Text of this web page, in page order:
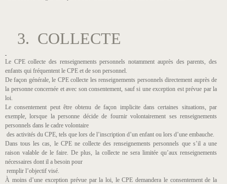
3. COLLECTE
Le CPE collecte des renseignements personnels notamment auprès des parents, des
enfants qui fréquentent le CPE et de son personnel.
De façon générale, le CPE collecte les renseignements personnels directement auprès de
la personne concernée et avec son consentement, sauf si une exception est prévue par la
loi.
Le consentement peut être obtenu de façon implicite dans certaines situations, par
exemple, lorsque la personne décide de fournir volontairement ses renseignements
personnels dans le cadre volontaire
des activités du CPE, tels que lors de l’inscription d’un enfant ou lors d’une embauche.
Dans tous les cas, le CPE ne collecte des renseignements personnels que s’il a une
raison valable de le faire. De plus, la collecte ne sera limitée qu’aux renseignements
nécessaires dont il a besoin pour
remplir l’objectif visé.
À moins d’une exception prévue par la loi, le CPE demandera le consentement de la